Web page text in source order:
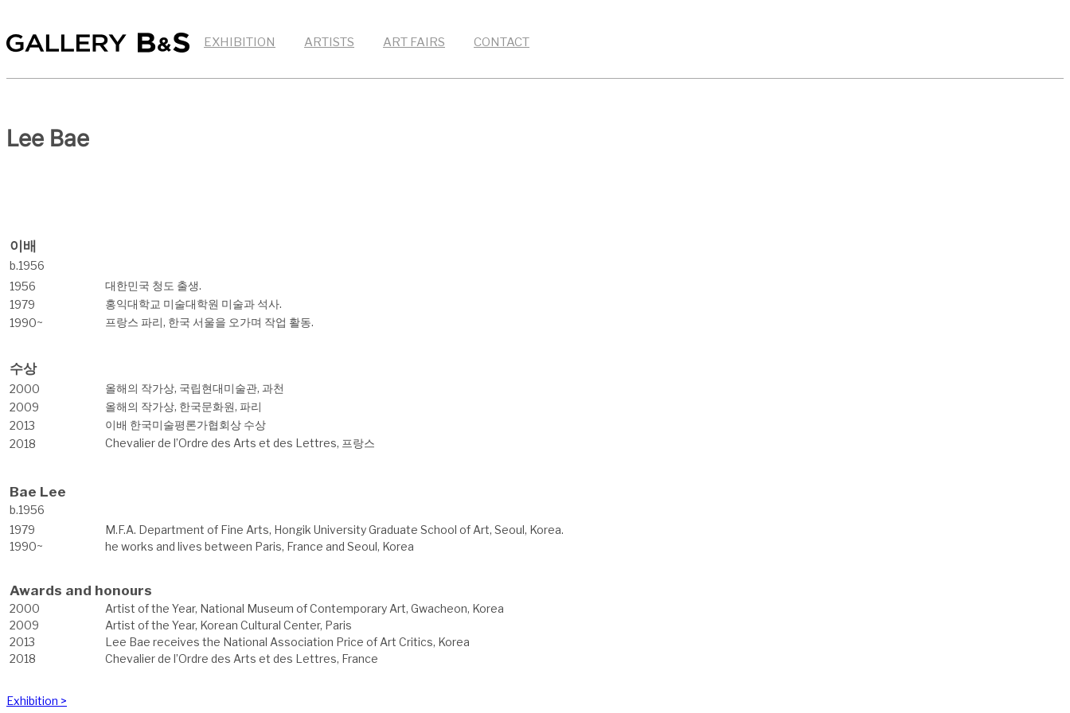
EXHIBITION ARTISTS ART FAIRS CONTACT
Lee Bae
이배
b.1956
1956
대한민국 청도 출생.
1979
홍익대학교 미술대학원 미술과 석사.
1990~
프랑스 파리, 한국 서울을 오가며 작업 활동.
수상
2000
올해의 작가상, 국립현대미술관, 과천
2009
올해의 작가상, 한국문화원, 파리
2013
이배 한국미술평론가협회상 수상
2018
Chevalier de l’Ordre des Arts et des Lettres, 프랑스
Bae Lee
b.1956
1979
M.F.A. Department of Fine Arts, Hongik University Graduate School of Art, Seoul, Korea.
1990~
he works and lives between Paris, France and Seoul, Korea
Awards and honours
2000
Artist of the Year, National Museum of Contemporary Art, Gwacheon, Korea
2009
Artist of the Year, Korean Cultural Center, Paris
2013
Lee Bae receives the National Association Price of Art Critics, Korea
2018
Chevalier de l’Ordre des Arts et des Lettres, France
Exhibition >